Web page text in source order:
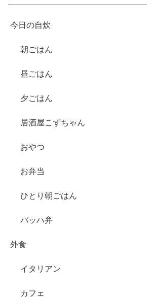
今日の自炊
朝ごはん
昼ごはん
夕ごはん
居酒屋こずちゃん
おやつ
お弁当
ひとり朝ごはん
バッハ弁
外食
イタリアン
カフェ